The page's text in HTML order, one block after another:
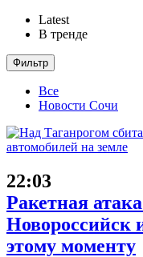
Latest
В тренде
Фильтр
Все
Новости Сочи
22:03
Ракетная
Новороссийск
этому моменту